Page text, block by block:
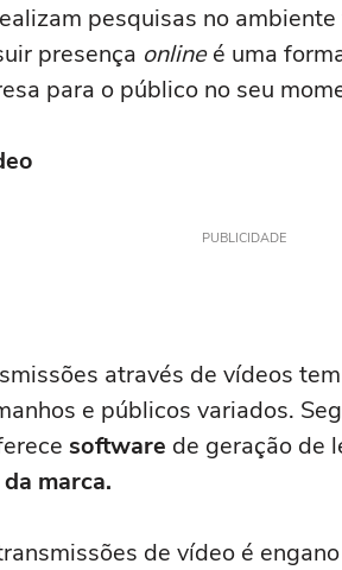
pesquisas no
presença onlineé uma
para o público no seu
PUBLICIDADE
através de vídeos
e públicos variados.
software de geração de
marca.
de vídeo é